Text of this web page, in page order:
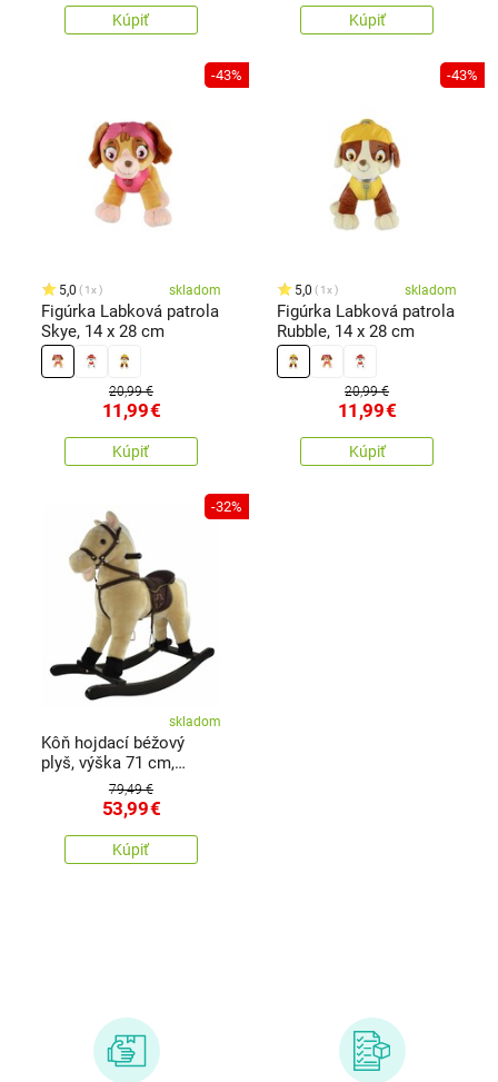
Kúpiť Kúpiť
-43%
5,0 1x skladom
Figúrka Labková patrola
Skye, 14 x 28 cm
20,99 €
11,99€
Kúpiť
-43%
5,0 1x skladom
Figúrka Labková patrola
Rubble, 14 x 28 cm
20,99 €
11,99€
Kúpiť
-32%
skladom
Kôň hojdací béžový
plyš, výška 71 cm,
nosnosť 50 kg
79,49 €
53,99€
Kúpiť